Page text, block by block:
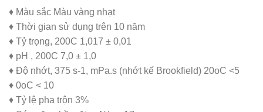
♦ Màu sắc Màu vàng nhạt
♦ Thời gian sử dụng trên 10 năm
♦ Tỷ trọng, 200C 1,017 ± 0,01
♦ pH , 200C 7,0 ± 1,0
♦ Độ nhớt, 375 s-1, mPa.s (nhớt kế Brookfield) 20oC <5
♦ 0oC < 10
♦ Tỷ lệ pha trộn 3%